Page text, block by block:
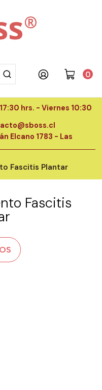
0
hrs. - Viernes 10:30
Elcano 1783 - Las
Fascitis Plantar
Fascitis